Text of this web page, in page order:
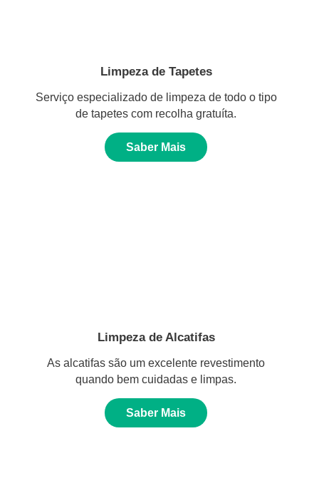
Limpeza de Tapetes
Serviço especializado de limpeza de todo o tipo
de tapetes com recolha gratuíta.
Saber Mais
Limpeza de Alcatifas
As alcatifas são um excelente revestimento
quando bem cuidadas e limpas.
Saber Mais